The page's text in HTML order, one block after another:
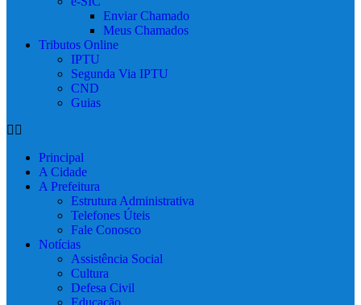
Enviar Chamado
Meus Chamados
Tributos Online
IPTU
Segunda Via IPTU
CND
Guias
Principal
A Cidade
A Prefeitura
Estrutura Administrativa
Telefones Úteis
Fale Conosco
Notícias
Assistência Social
Cultura
Defesa Civil
Educação